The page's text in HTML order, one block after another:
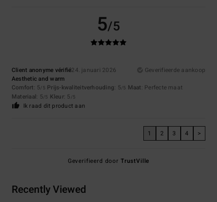
5/5
Client anonyme vérifié24. januari 2026
Geverifieerde aankoop
Aesthetic and warm
Comfort: 5/5 Prijs-kwaliteitverhouding: 5/5 Maat: Perfecte maat
Materiaal: 5/5 Kleur: 5 /5
Ik raad dit product aan
1 2 3 4 >
Geverifieerd door TrustVille
Recently Viewed